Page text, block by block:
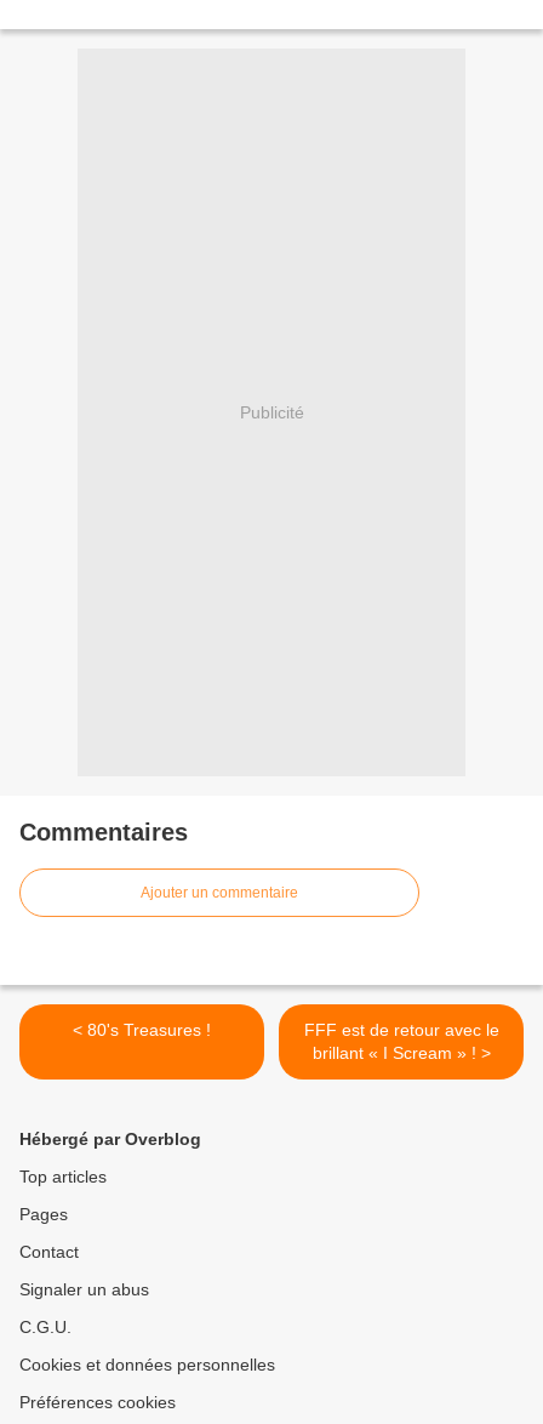
Publicité
Commentaires
Ajouter un commentaire
< 80's Treasures !
FFF est de retour avec le
brillant « I Scream » ! >
Hébergé par Overblog
Top articles
Pages
Contact
Signaler un abus
C.G.U.
Cookies et données personnelles
Préférences cookies